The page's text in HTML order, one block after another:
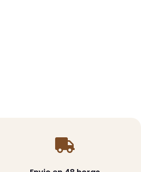
